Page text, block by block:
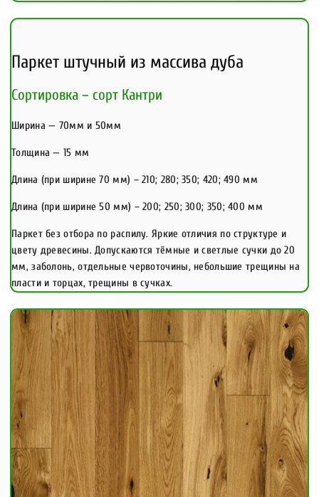
Паркет штучный из массива дуба
Сортировка – сорт Кантри
Ширина — 70мм и 50мм
Толщина — 15 мм
Длина (при ширине 70 мм) – 210; 280; 350; 420; 490 мм
Длина (при ширине 50 мм) – 200; 250; 300; 350; 400 мм
Паркет без отбора по распилу. Яркие отличия по структуре и
цвету древесины. Допускаются тёмные и светлые сучки до 20
мм, заболонь, отдельные червоточины, небольшие трещины на
пласти и торцах, трещины в сучках.